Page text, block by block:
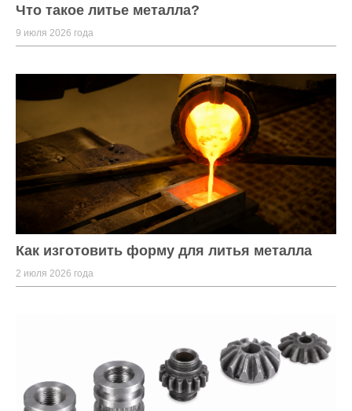
Что такое литье металла?
9 июля 2026 года
Как изготовить форму для литья металла
2 июля 2026 года